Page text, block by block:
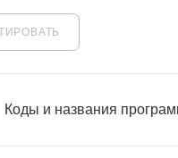
Коды и названия